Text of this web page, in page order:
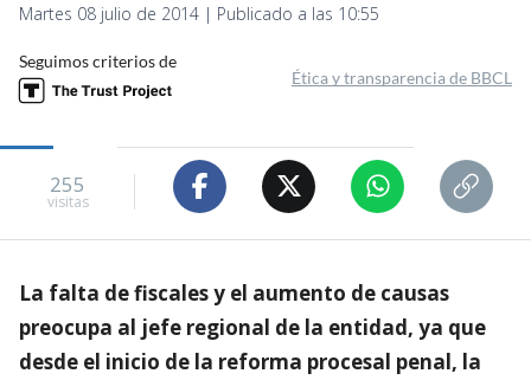
Martes 08 julio de 2014 | Publicado a las 10:55
Seguimos criterios de
Ética y transparencia de BBCL
255
visitas
La falta de fiscales y el aumento de causas
preocupa al jefe regional de la entidad, ya que
desde el inicio de la reforma procesal penal, la